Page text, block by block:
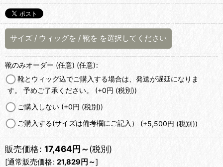
サイズ / ウィッグを / 靴を を選択してください
靴のみオーダー (任意) (任意):
靴とウィッグ込でご購入する場合は、発送が遅延になりま
す。 予めご了承ください。 (+0円 (税別))
ご購入しない (+0円 (税別))
ご購入する(サイズは備考欄にご記入） (+5,500円 (税別))
販売価格: 17,464円～(税別)
[通常販売価格: 21,829 円 ～]